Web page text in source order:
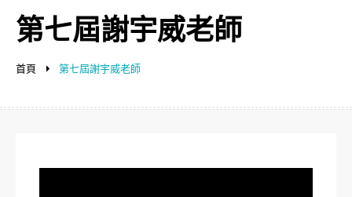
首頁 第七屆謝宇威老師
第七屆謝宇威老師